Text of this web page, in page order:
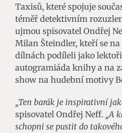
Taxisů, které spojuje
téměř detektivním
ujmou spisovatel Ondřej
Milan Šteindler, kteří se
dílnách podíleli jako
autogramiáda knihy a na
show na hudební motivy
„Ten barák je inspirativní
spisovatel Ondřej Neff. „A
schopni se pustit do